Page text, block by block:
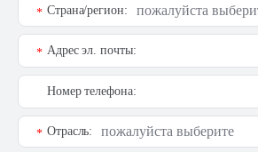
Страна/регион:
*
Адрес эл. почты:
*
Номер телефона:
Отрасль:
*